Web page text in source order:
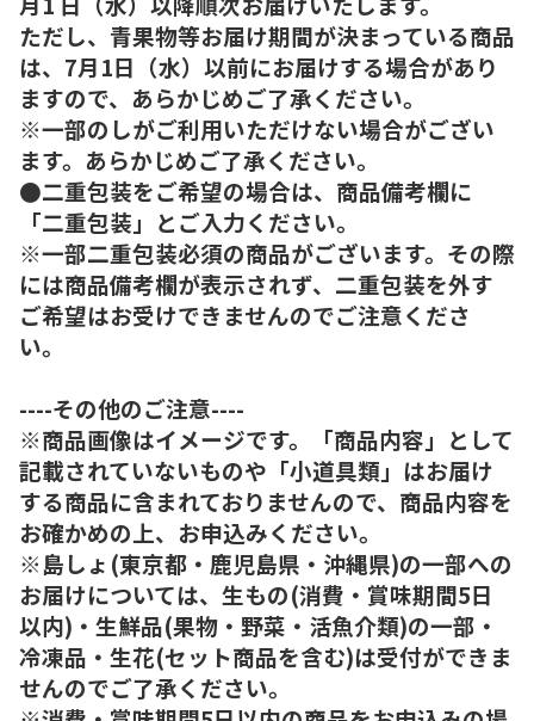
ただし、青果物等お届け期間が決まっている商品
は、7月1日（水）以前にお届けする場合があり
ますので、あらかじめご了承ください。
※一部のしがご利用いただけない場合がござい
ます。あらかじめご了承ください。
●二重包装をご希望の場合は、商品備考欄に
「二重包装」とご入力ください。
※一部二重包装必須の商品がございます。その際
には商品備考欄が表示されず、二重包装を外す
ご希望はお受けできませんのでご注意くださ
い。
----その他のご注意----
※商品画像はイメージです。「商品内容」として
記載されていないものや「小道具類」はお届け
する商品に含まれておりませんので、商品内容を
お確かめの上、お申込みください。
※島しょ(東京都・鹿児島県・沖縄県)の一部への
お届けについては、生もの(消費・賞味期間5日
以内)・生鮮品(果物・野菜・活魚介類)の一部・
冷凍品・生花(セット商品を含む)は受付ができま
せんのでご了承ください。